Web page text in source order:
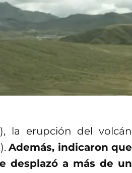
la erupción del volcán
Además, indicaron que
desplazó a más de un